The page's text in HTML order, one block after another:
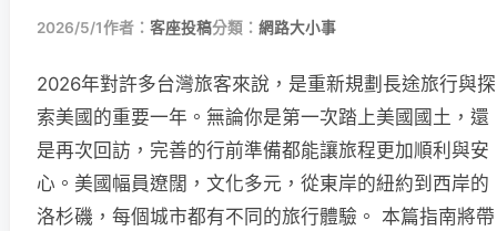
2026/5/1作者： 客座投稿分類： 網路大小事
2026年對許多台灣旅客來說，是重新規劃長途旅行與探
索美國的重要一年。無論你是第一次踏上美國國土，還
是再次回訪，完善的行前準備都能讓旅程更加順利與安
心。美國幅員遼闊，文化多元，從東岸的紐約到西岸的
洛杉磯，每個城市都有不同的旅行體驗。 本篇指南將帶